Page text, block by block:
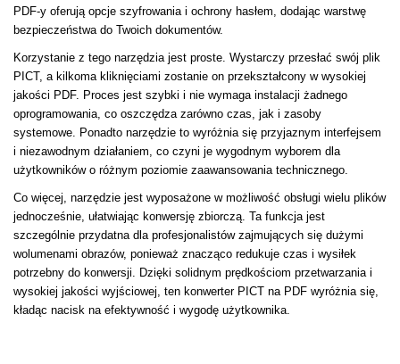
PDF-y oferują opcje szyfrowania i ochrony hasłem, dodając warstwę
bezpieczeństwa do Twoich dokumentów.
Korzystanie z tego narzędzia jest proste. Wystarczy przesłać swój plik
PICT, a kilkoma kliknięciami zostanie on przekształcony w wysokiej
jakości PDF. Proces jest szybki i nie wymaga instalacji żadnego
oprogramowania, co oszczędza zarówno czas, jak i zasoby
systemowe. Ponadto narzędzie to wyróżnia się przyjaznym interfejsem
i niezawodnym działaniem, co czyni je wygodnym wyborem dla
użytkowników o różnym poziomie zaawansowania technicznego.
Co więcej, narzędzie jest wyposażone w możliwość obsługi wielu plików
jednocześnie, ułatwiając konwersję zbiorczą. Ta funkcja jest
szczególnie przydatna dla profesjonalistów zajmujących się dużymi
wolumenami obrazów, ponieważ znacząco redukuje czas i wysiłek
potrzebny do konwersji. Dzięki solidnym prędkościom przetwarzania i
wysokiej jakości wyjściowej, ten konwerter PICT na PDF wyróżnia się,
kładąc nacisk na efektywność i wygodę użytkownika.